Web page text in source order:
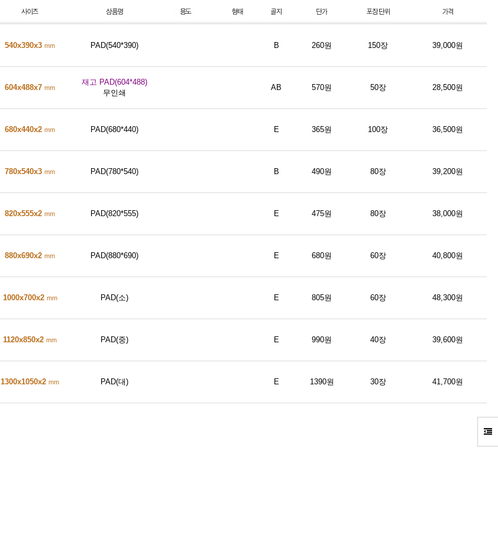
540x390x3 mm PAD(540*390) B 260원 150장 39,000원
604x488x7 mm
재고 PAD(604*488)
무인쇄
AB 570원 50장 28,500원
680x440x2 mm PAD(680*440) E 365원 100장 36,500원
780x540x3 mm PAD(780*540) B 490원 80장 39,200원
820x555x2 mm PAD(820*555) E 475원 80장 38,000원
880x690x2 mm PAD(880*690) E 680원 60장 40,800원
1000x700x2 mm PAD(소) E 805원 60장 48,300원
1120x850x2 mm PAD(중) E 990원 40장 39,600원
1300x1050x2 mm PAD(대) E 1390원 30장 41,700원